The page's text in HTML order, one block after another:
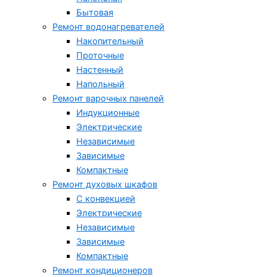
Бытовая
Ремонт водонагревателей
Накопительный
Проточные
Настенный
Напольный
Ремонт варочных панелей
Индукционные
Электрические
Независимые
Зависимые
Компактные
Ремонт духовых шкафов
С конвекцией
Электрические
Независимые
Зависимые
Компактные
Ремонт кондиционеров